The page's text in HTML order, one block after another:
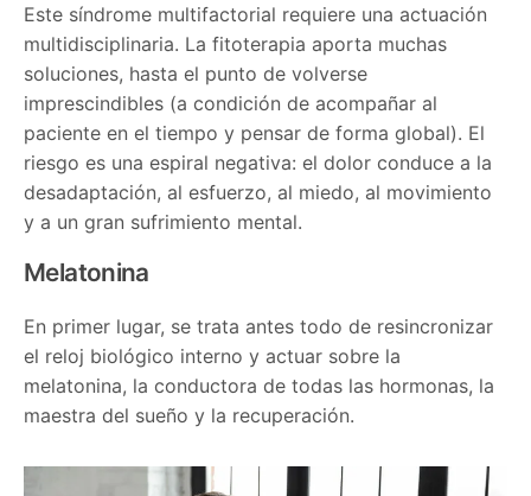
Este síndrome multifactorial requiere una actuación
multidisciplinaria. La fitoterapia aporta muchas
soluciones, hasta el punto de volverse
imprescindibles (a condición de acompañar al
paciente en el tiempo y pensar de forma global). El
riesgo es una espiral negativa: el dolor conduce a la
desadaptación, al esfuerzo, al miedo, al movimiento
y a un gran sufrimiento mental.
Melatonina
En primer lugar, se trata antes todo de resincronizar
el reloj biológico interno y actuar sobre la
melatonina, la conductora de todas las hormonas, la
maestra del sueño y la recuperación.